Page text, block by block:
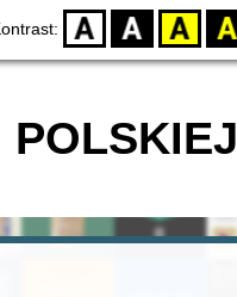
D BW YB BY
POLSKIEJ